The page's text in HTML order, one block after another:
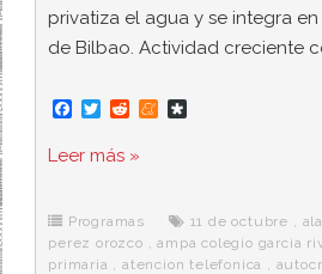
privatiza el agua y se integra
de Bilbao. Actividad creciente
F
c
e
o
k
T
i
t
r
R
d
M
e
r
a
Leer más »
Programas 11 de octubre ,
perez orozco ,ampa colegio garcia
primaria ,atencion telefonica ,